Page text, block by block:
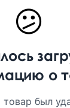
😕
о
был